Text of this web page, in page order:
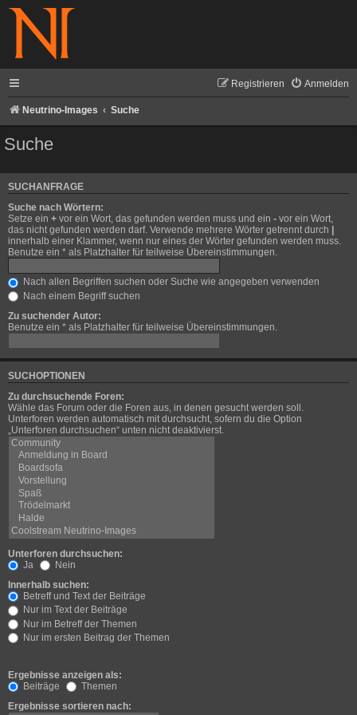
Anmelden
Registrieren
Neutrino-Images Suche
Suche
SUCHANFRAGE
Suche nach Wörtern:
Setze ein + vor ein Wort, das gefunden werden muss und ein - vor ein Wort,
das nicht gefunden werden darf. Verwende mehrere Wörter getrennt durch
innerhalb einer Klammer, wenn nur eines der Wörter gefunden werden muss.
Benutze ein * als Platzhalter für teilweise Übereinstimmungen.
Nach allen Begriffen suchen oder Suche wie angegeben verwenden
Nach einem Begriff suchen
Zu suchender Autor:
Benutze ein * als Platzhalter für teilweise Übereinstimmungen.
SUCHOPTIONEN
Zu durchsuchende Foren:
Wähle das Forum oder die Foren aus, in denen gesucht werden soll.
Unterforen werden automatisch mit durchsucht, sofern du die Option
„Unterforen durchsuchen“ unten nicht deaktivierst.
Unterforen durchsuchen:
Ja
Nein
Innerhalb suchen:
Betreff und Text der Beiträge
Nur im Text der Beiträge
Nur im Betreff der Themen
Nur im ersten Beitrag der Themen
Ergebnisse anzeigen als:
Beiträge
Themen
Ergebnisse sortieren nach: